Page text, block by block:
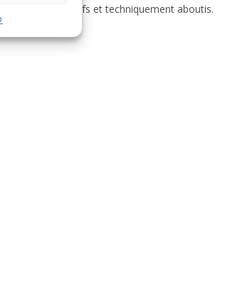
fiables, productifs et techniquement aboutis.